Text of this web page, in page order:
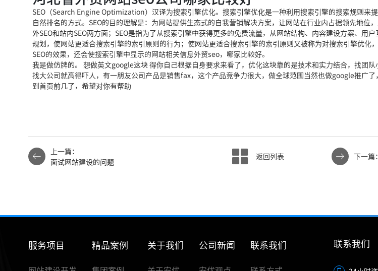
SEO（Search Engine Optimization）汉译为搜索引擎优化。搜索引擎优化是一种利用搜索引擎的搜索规则来
自然排名的方式。SEO的目的理解是：为网站提供生态式的自我营销解决方案，让网站在行业内占据领先地位
外SEO和站内SEO两方面；SEO是指为了从搜索引擎中获得更多的免费流量，从网站结构、内容建设方案、用
规划，使网站更适合搜索引擎的索引原则的行为；使网站更适合搜索引擎的索引原则又被称为对搜索引擎优化
SEO的效果，还会使搜索引擎中显示的网站相关信息外贸seo，哪家比较好。
我是做仿牌的。 想做英文google这块 得你自己根据自身要求来看了，优化这块靠的是技术和实力结合，找团队
找大公司就高得吓人，有一朋友公司产品是销售fax，这个产品竞争力很大，做全球范围当然也做google推广了
到首页前几了，希望对你有帮助
上一篇：
面试网站建设的问题
返回列表 下一篇
服务项目 精品案例 关于我们 公司新闻 联系我们 联系我们